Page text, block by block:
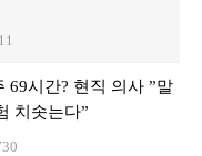
69시간? 현직 의사 ”말
치솟는다”